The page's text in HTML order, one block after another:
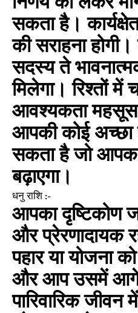
निर्णय को लेकर
सकता है।
की सराहना
सदस्य ते
मिलेगा। रिश्तों में
आवश्यकता महसूस
आपकी कोई अच्छा
सकता है जो
बढ़ाएगा।
धनु राशि :-
आपका दृष्टिकोण
और प्रेरणादायक
पहार या योजना
और आप उसमें आगे
पारिवारिक